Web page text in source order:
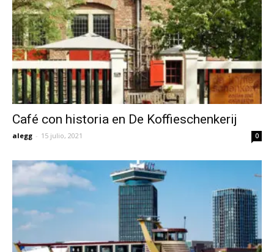
Café con historia en De Koffieschenkerij
alegg - 15 julio, 2021 0